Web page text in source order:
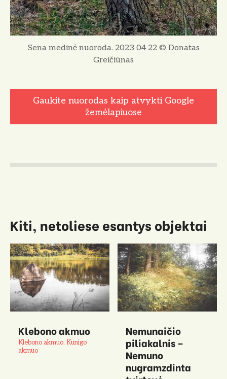
Sena medinė nuoroda. 2023 04 22 © Donatas
Greičiūnas
Gaukite nuorodas kaip atvykti Google
žemėlapiuose
Kiti, netoliese esantys objektai
Klebono akmuo
Klebono akmuo, Kunigo
akmuo
Nemunaičio
piliakalnis –
Nemuno
nugramzdinta